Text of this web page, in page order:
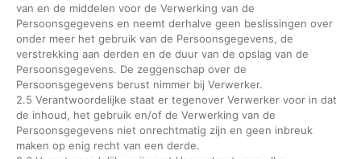
van en de middelen voor de Verwerking van de
Persoonsgegevens en neemt derhalve geen beslissingen over
onder meer het gebruik van de Persoonsgegevens, de
verstrekking aan derden en de duur van de opslag van de
Persoonsgegevens. De zeggenschap over de
Persoonsgegevens berust nimmer bij Verwerker.
2.5 Verantwoordelijke staat er tegenover Verwerker voor in dat
de inhoud, het gebruik en/of de Verwerking van de
Persoonsgegevens niet onrechtmatig zijn en geen inbreuk
maken op enig recht van een derde.